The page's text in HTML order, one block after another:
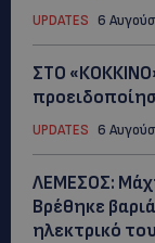
UPDATES 6
ΣΤΟ
UPDATES 6
ΛΕΜΕΣΟΣ:
Βρέθηκε
ηλεκτρικό